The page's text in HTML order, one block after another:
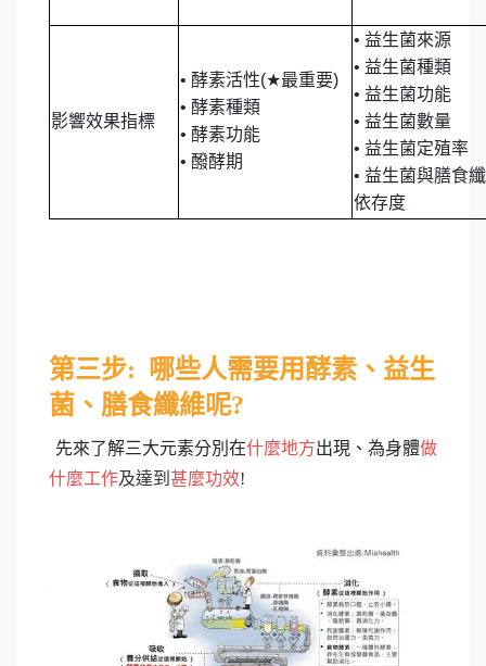
影響效果指標
• 酵素活性(★最重要)
• 酵素種類
• 酵素功能
• 醱酵期
• 益生菌來源
• 益生菌種類
• 益生菌功能
• 益生菌數量
• 益生菌定殖率
• 益生菌與膳食
依存度
第三步: 哪些人需要用酵素、益生
菌、膳食纖維呢?
先來了解三大元素分別在什麼地方出現、為身體做
什麼工作及達到 甚麼功效!